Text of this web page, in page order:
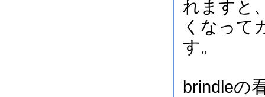
れますと
くなって
す。
brindleの